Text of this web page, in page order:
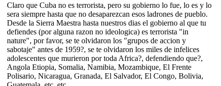
Claro que Cuba no es terrorista, pero su gobierno lo fue, lo es y lo
sera siempre hasta que no desaparezcan esos ladrones de pueblo.
Desde la Sierra Maestra hasta nuestros dias el gobierno al que tu
defiendes (por alguna razon no ideologica) es terrorista "in
nature", por favor, se te olvidaron los "grupos de accion y
sabotaje" antes de 1959?, se te olvidaron los miles de infelices
adolescentes que murieron por toda Africa?, defendiendo que?,
Angola Etiopia, Somalia, Namibia, Mozambique, El Frente
Polisario, Nicaragua, Granada, El Salvador, El Congo, Bolivia,